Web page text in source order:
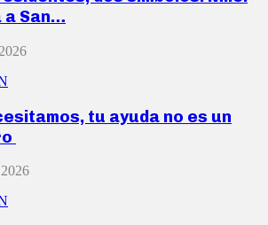
a San…
tu ayuda no es un